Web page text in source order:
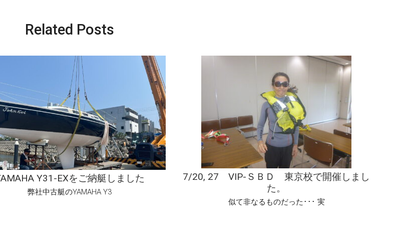
Related Posts
Y31-EXをご納艇しました
弊社中古艇のYAMAHA Y3
7/20, 27 VIP-ＳＢＤ 東京校で開催しまし
た。
似て非なるものだった･･･ 実